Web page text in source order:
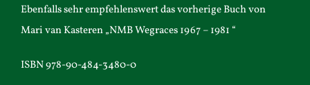
Ebenfalls sehr empfehlenswert das vorherige Buch von
Mari van Kasteren „NMB Wegraces 1967 – 1981 “
ISBN 978-90-484-3480-0